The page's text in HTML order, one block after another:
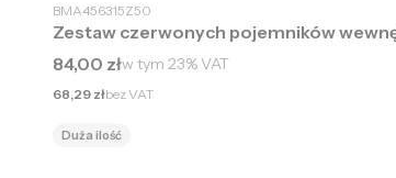
BMA456315Z50
Zestaw czerwonych pojemników
Cena brutto
84,00 złw tym 23%VAT
Cena netto
68,29 złbez VAT
Duża ilość